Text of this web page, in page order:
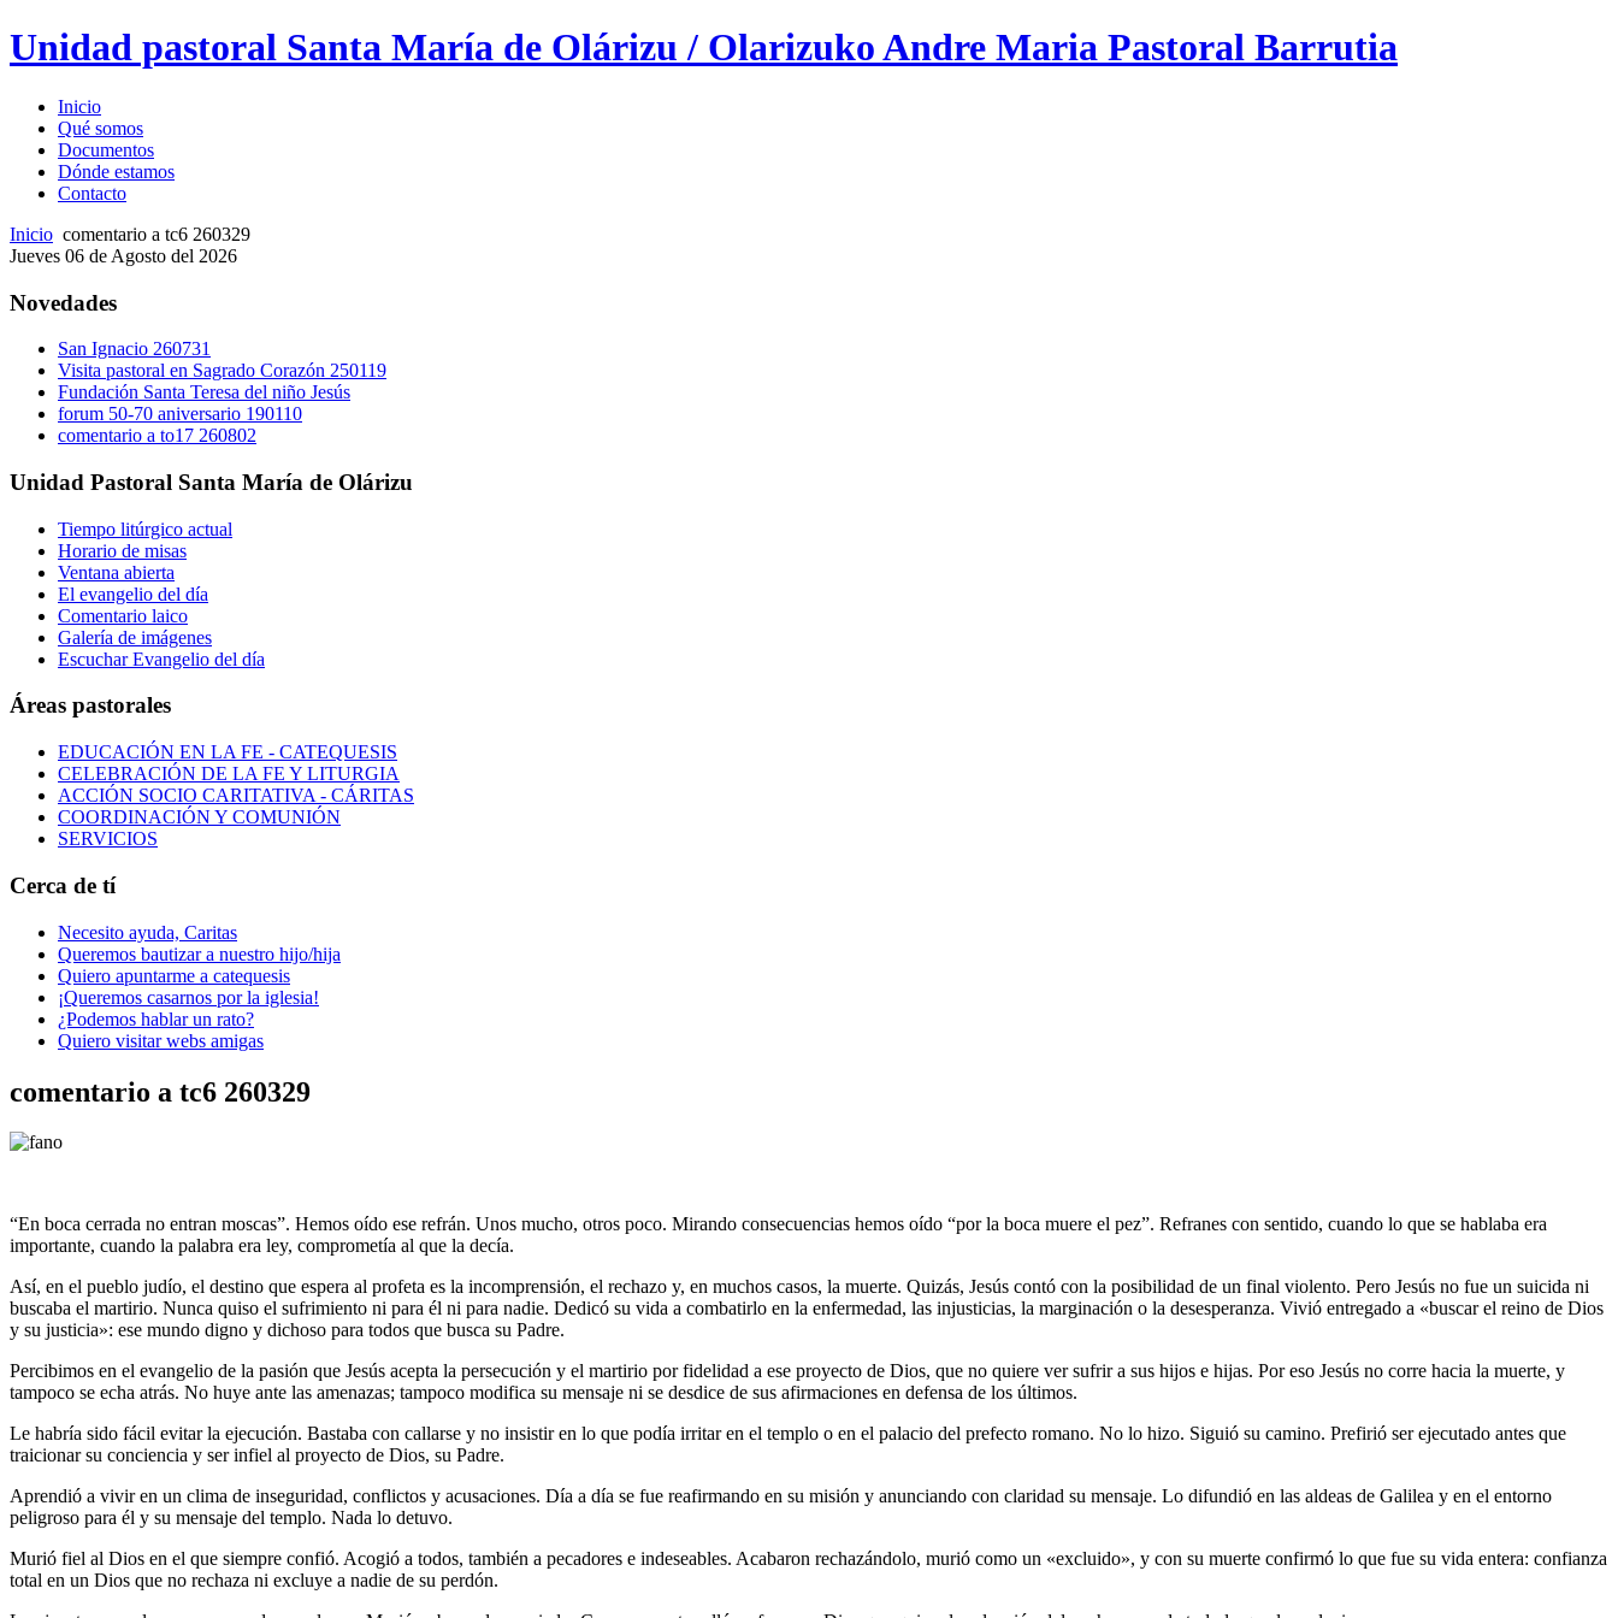
Unidad pastoral Santa María de Olárizu / Olarizuko Andre Maria Pastoral Barrutia
Inicio
Qué somos
Documentos
Dónde estamos
Contacto
Inicio comentario a tc6 260329
Jueves 06 de Agosto del 2026
Novedades
San Ignacio 260731
Visita pastoral en Sagrado Corazón 250119
Fundación Santa Teresa del niño Jesús
forum 50-70 aniversario 190110
comentario a to17 260802
Unidad Pastoral Santa María de Olárizu
Tiempo litúrgico actual
Horario de misas
Ventana abierta
El evangelio del día
Comentario laico
Galería de imágenes
Escuchar Evangelio del día
Áreas pastorales
EDUCACIÓN EN LA FE - CATEQUESIS
CELEBRACIÓN DE LA FE Y LITURGIA
ACCIÓN SOCIO CARITATIVA - CÁRITAS
COORDINACIÓN Y COMUNIÓN
SERVICIOS
Cerca de tí
Necesito ayuda, Caritas
Queremos bautizar a nuestro hijo/hija
Quiero apuntarme a catequesis
¡Queremos casarnos por la iglesia!
¿Podemos hablar un rato?
Quiero visitar webs amigas
comentario a tc6 260329
“En boca cerrada no entran moscas”. Hemos oído ese refrán. Unos mucho, otros poco. Mirando consecuencias hemos oído “por la boca muere el pez”. Refranes con sentido, cuando lo que se hablaba era
importante, cuando la palabra era ley, comprometía al que la decía.
Así, en el pueblo judío, el destino que espera al profeta es la incomprensión, el rechazo y, en muchos casos, la muerte. Quizás, Jesús contó con la posibilidad de un final violento. Pero Jesús no fue un suicida ni
buscaba el martirio. Nunca quiso el sufrimiento ni para él ni para nadie. Dedicó su vida a combatirlo en la enfermedad, las injusticias, la marginación o la desesperanza. Vivió entregado a «buscar el reino de Dios
y su justicia»: ese mundo digno y dichoso para todos que busca su Padre.
Percibimos en el evangelio de la pasión que Jesús acepta la persecución y el martirio por fidelidad a ese proyecto de Dios, que no quiere ver sufrir a sus hijos e hijas. Por eso Jesús no corre hacia la muerte, y
tampoco se echa atrás. No huye ante las amenazas; tampoco modifica su mensaje ni se desdice de sus afirmaciones en defensa de los últimos.
Le habría sido fácil evitar la ejecución. Bastaba con callarse y no insistir en lo que podía irritar en el templo o en el palacio del prefecto romano. No lo hizo. Siguió su camino. Prefirió ser ejecutado antes que
traicionar su conciencia y ser infiel al proyecto de Dios, su Padre.
Aprendió a vivir en un clima de inseguridad, conflictos y acusaciones. Día a día se fue reafirmando en su misión y anunciando con claridad su mensaje. Lo difundió en las aldeas de Galilea y en el entorno
peligroso para él y su mensaje del templo. Nada lo detuvo.
Murió fiel al Dios en el que siempre confió. Acogió a todos, también a pecadores e indeseables. Acabaron rechazándolo, murió como un «excluido», y con su muerte confirmó lo que fue su vida entera: confianza
total en un Dios que no rechaza ni excluye a nadie de su perdón.